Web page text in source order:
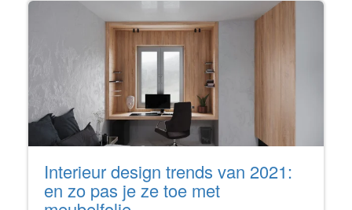
Interieur design trends van 2021:
en zo pas je ze toe met